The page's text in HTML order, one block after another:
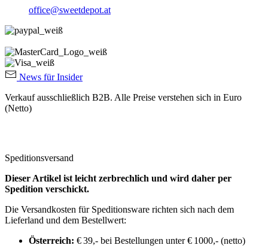
office@sweetdepot.at
News für Insider
Verkauf ausschließlich B2B. Alle Preise verstehen sich in Euro
(Netto)
Speditionsversand
Dieser Artikel ist leicht zerbrechlich und wird daher per
Spedition verschickt.
Die Versandkosten für Speditionsware richten sich nach dem
Lieferland und dem Bestellwert:
Österreich: € 39,- bei Bestellungen unter € 1000,- (netto)